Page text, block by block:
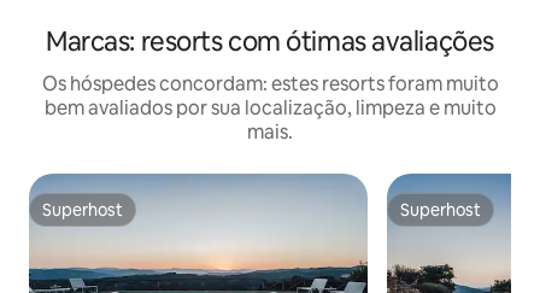
Marcas: resorts com ótimas avaliações
Os hóspedes concordam: estes resorts foram muito
bem avaliados por sua localização, limpeza e muito
mais.
Superhost
Superhost Superhost
Superhost